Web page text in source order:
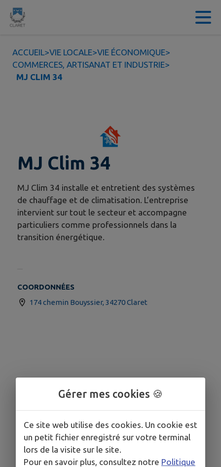
Contenu
ACCUEIL>VIE LOCALE>VIE ÉCONOMIQUE>
COMMERCES, ARTISANAT ET INDUSTRIE>
MJ CLIM 34
MJ Clim 34
MJ Clim 34 installe et entretient des systèmes
de chauffage et de climatisation. L’entreprise
intervient sur tout le secteur et accompagne
particuliers comme professionnels dans la
transition énergétique.
COORDONNÉES
174 chemin Bouyssier, 34270 Claret
Gérer mes cookies 🍪
Ce site web utilise des cookies. Un cookie est
un petit fichier enregistré sur votre terminal
lors de la visite sur le site.
Pour en savoir plus, consultez notre Politique